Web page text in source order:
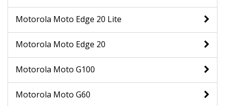
Motorola Moto Edge 20 Lite
Motorola Moto Edge 20
Motorola Moto G100
Motorola Moto G60